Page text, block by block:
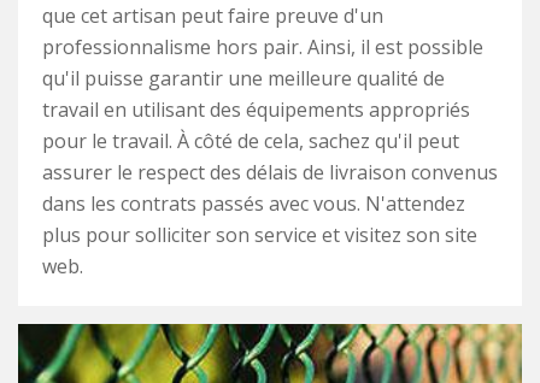
que cet artisan peut faire preuve d'un
professionnalisme hors pair. Ainsi, il est possible
qu'il puisse garantir une meilleure qualité de
travail en utilisant des équipements appropriés
pour le travail. À côté de cela, sachez qu'il peut
assurer le respect des délais de livraison convenus
dans les contrats passés avec vous. N'attendez
plus pour solliciter son service et visitez son site
web.